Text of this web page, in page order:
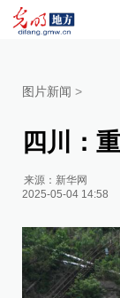
图片新闻 >
四川：
来源： 新华网
2025-05-04 14:58